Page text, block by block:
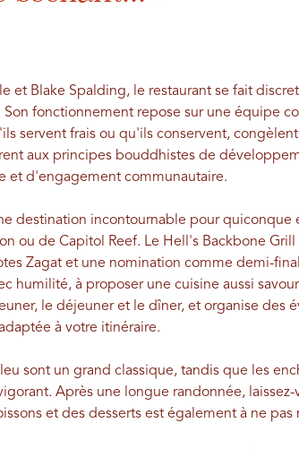
et Blake Spalding, le restaurant se fait
fonctionnement repose sur une équipe
servent frais ou qu'ils conservent,
aux principes bouddhistes de
et d'engagement communautaire.
destination incontournable pour quiconque
ou de Capitol Reef. Le Hell's Backbone
Zagat et une nomination comme demi-
humilité, à proposer une cuisine aussi
le déjeuner et le dîner, et organise des
à votre itinéraire.
sont un grand classique, tandis que les
Après une longue randonnée,
et des desserts est également à ne pas